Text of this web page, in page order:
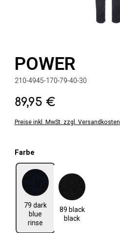
POWER
210-4945-170-79-40-30
Regulärer Preis:
89,95 €
Preise inkl. MwSt. zzgl. Versandkosten
Farbe
79 dark
blue
rinse
79 dark blue rinse
89 black
black
89 black black